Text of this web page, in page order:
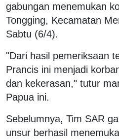
gabungan menemukan
Tongging, Kecamatan
Sabtu (6/4).
"Dari hasil pemeriksaan
Prancis ini menjadi
dan kekerasan," tutur
Papua ini.
Sebelumnya, Tim SAR
unsur berhasil